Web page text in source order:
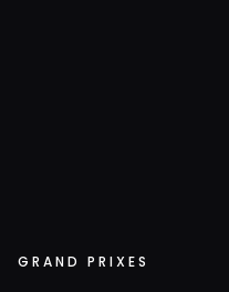
Meepraten? Dat kan!
melden met
GRAND PRIXES